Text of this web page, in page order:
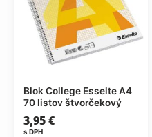
Blok College Esselte A4
70 listov štvorčekový
3,95€
s DPH